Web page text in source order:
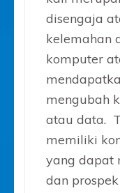
disengaja
kelemahan
komputer
mengubah
atau data.
memiliki
yang dapat
dan